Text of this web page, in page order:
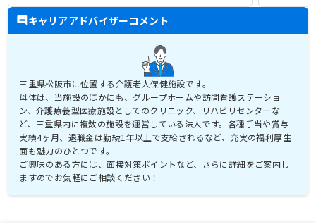
キャリアアドバイザーコメント
三重県松阪市に位置する介護老人保健施設です。
母体は、当施設のほかにも、グループホームや訪問看護ステーショ
ン、介護療養型医療施設としてのクリニック、リハビリセンターな
ど、三重県内に複数の施設を運営している法人です。各種手当や賞与
実績4ヶ月、退職金は勤続1年以上で支給されるなど、充実の福利厚生
面も魅力のひとつです。
ご興味のある方には、面接対策ポイントなど、さらに詳細をご案内し
ますのでお気軽にご相談ください！